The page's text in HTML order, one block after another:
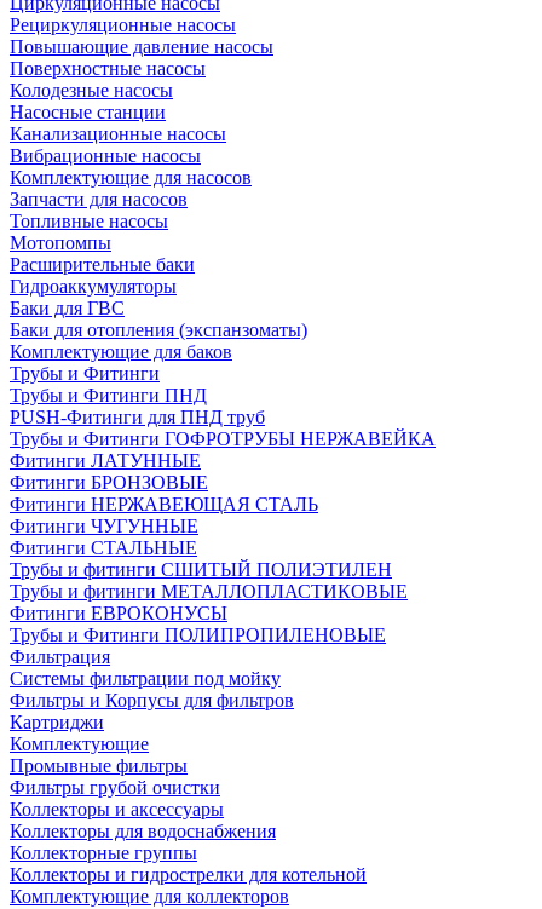
Рециркуляционные насосы
Повышающие давление насосы
Поверхностные насосы
Колодезные насосы
Насосные станции
Канализационные насосы
Вибрационные насосы
Комплектующие для насосов
Запчасти для насосов
Топливные насосы
Мотопомпы
Расширительные баки
Гидроаккумуляторы
Баки для ГВС
Баки для отопления (экспанзоматы)
Комплектующие для баков
Трубы и Фитинги
Трубы и Фитинги ПНД
PUSH-Фитинги для ПНД труб
Трубы и Фитинги ГОФРОТРУБЫ НЕРЖАВЕЙКА
Фитинги ЛАТУННЫЕ
Фитинги БРОНЗОВЫЕ
Фитинги НЕРЖАВЕЮЩАЯ СТАЛЬ
Фитинги ЧУГУННЫЕ
Фитинги СТАЛЬНЫЕ
Трубы и фитинги СШИТЫЙ ПОЛИЭТИЛЕН
Трубы и фитинги МЕТАЛЛОПЛАСТИКОВЫЕ
Фитинги ЕВРОКОНУСЫ
Трубы и Фитинги ПОЛИПРОПИЛЕНОВЫЕ
Фильтрация
Системы фильтрации под мойку
Фильтры и Корпусы для фильтров
Картриджи
Комплектующие
Промывные фильтры
Фильтры грубой очистки
Коллекторы и аксессуары
Коллекторы для водоснабжения
Коллекторные группы
Коллекторы и гидрострелки для котельной
Комплектующие для коллекторов